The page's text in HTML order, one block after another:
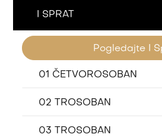
I SPRAT
Pogledajte I
01 ČETVOROSOBAN
02 TROSOBAN
03 TROSOBAN